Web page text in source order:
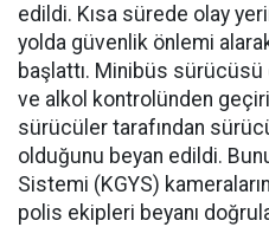
edildi. Kısa sürede olay
yolda güvenlik önlemi
başlattı. Minibüs
ve alkol kontrolünden
sürücüler tarafından
olduğunu beyan edildi.
Sistemi (KGYS)
polis ekipleri beyanı